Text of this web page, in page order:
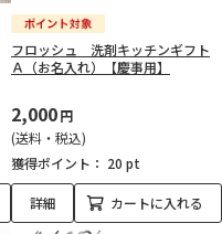
フロッシュ 洗剤キッチンギフト
Ａ（お名入れ）【慶事用】
2,000円
(送料・税込)
獲得ポイント： 20 pt
詳細 カートに入れる